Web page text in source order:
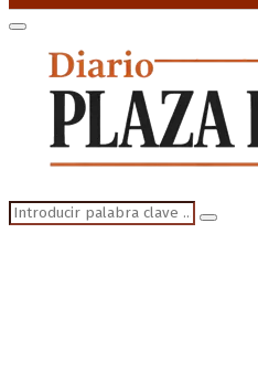
Primary
Menu
Search
for:
Search